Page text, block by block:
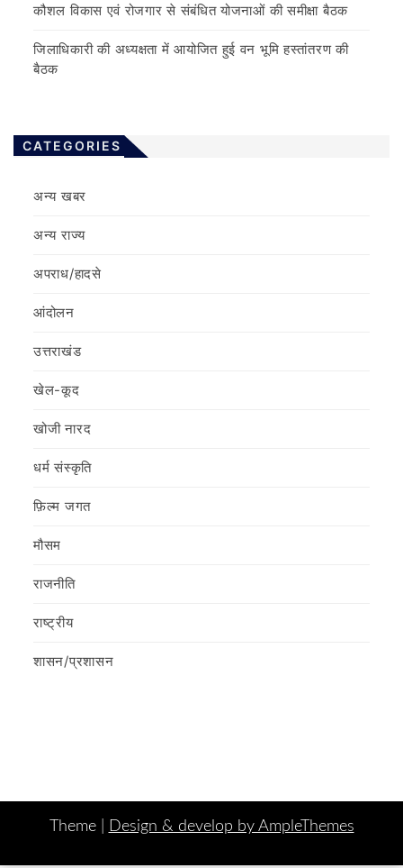
कौशल विकास एवं रोजगार से संबंधित योजनाओं की समीक्षा बैठक
जिलाधिकारी की अध्यक्षता में आयोजित हुई वन भूमि हस्तांतरण की
बैठक
CATEGORIES
अन्य खबर
अन्य राज्य
अपराध/हादसे
आंदोलन
उत्तराखंड
खेल-कूद
खोजी नारद
धर्म संस्कृति
फ़िल्‍म जगत
मौसम
राजनीति
राष्ट्रीय
शासन/प्रशासन
Theme | Design & develop by AmpleThemes